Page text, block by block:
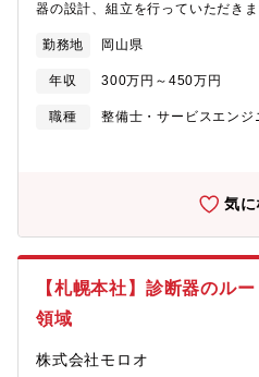
器の設計、組立を行っていただき
交換対応■基本的には現場で対応い
い場合にはメーカーへ連絡し、修
願いします。■まずは半年～1年ほ
らないことがあっても聞きやすい
事を施工していただきます。■特
勤務地 岡山県
年収 300万円～450万円
職種
整備士・サービスエンジ
気に
【札幌本社】診断器のル
領域
株式会社モロオ